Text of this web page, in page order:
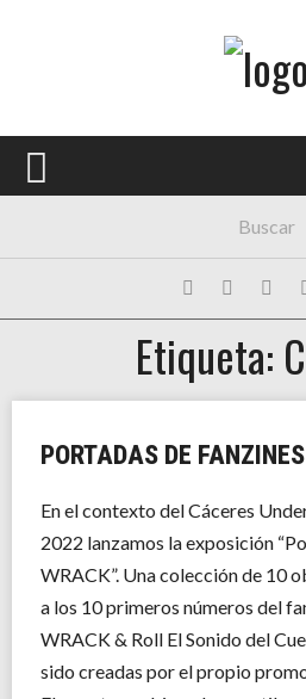
PORTADA
FESTIVALES
HISTORIAS
Etiqueta:
PORTADAS DE
En el contexto del Cáceres
2022 lanzamos la exposición
WRACK”. Una colección de 10
a los 10 primeros números del
WRACK & Roll El Sonido del
sido creadas por el propio